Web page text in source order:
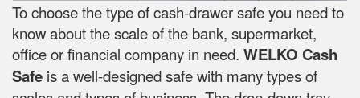
To choose the type of cash-drawer safe you need to
know about the scale of the bank, supermarket,
office or financial company in need. WELKO Cash
Safe is a well-designed safe with many types of